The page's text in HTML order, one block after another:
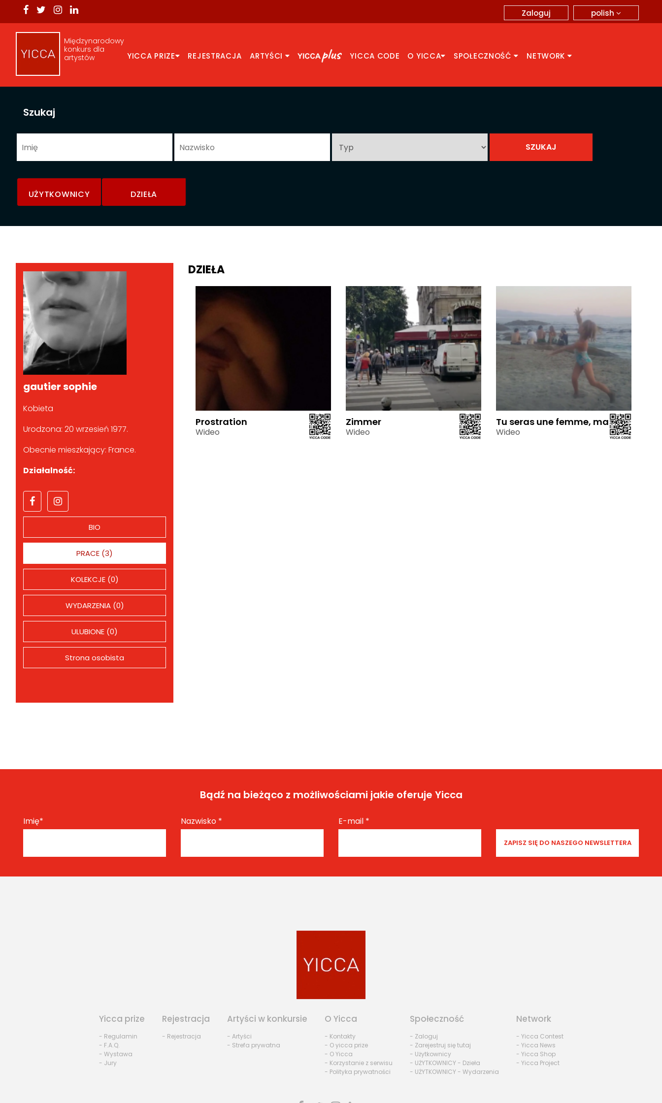
polish
Zaloguj
Międzynarodowy
konkurs dla
artystów
YICCA PRIZE REJESTRACJA ARTYŚCI YICCA CODE O YICCA SPOŁECZNOŚĆ NETWORK
Szukaj
UŻYTKOWNICY DZIEŁA
gautier sophie
Kobieta
Urodzona: 20 wrzesień 1977.
Obecnie mieszkający: France.
Działalność:
BIO
PRACE (3)
KOLEKCJE (0)
WYDARZENIA (0)
ULUBIONE (0)
Strona osobista
DZIEŁA
Prostration
Wideo
Zimmer
Wideo
Tu seras une femme, ma fille
Wideo
Bądź na bieżąco z możliwościami jakie oferuje Yicca
Imię* Nazwisko * E-mail *
Yicca prize
- Regulamin
- F.A.Q.
- Wystawa
- Jury
Rejestracja
- Rejestracja
Artyści w konkursie
- Artyści
- Strefa prywatna
O Yicca
- Kontakty
- O yicca prize
- O Yicca
- Korzystanie z serwisu
- Polityka prywatności
Społeczność
- Zaloguj
- Zarejestruj się tutaj
- Użytkownicy
- UŻYTKOWNICY - Dzieła
- UŻYTKOWNICY - Wydarzenia
Network
- Yicca Contest
- Yicca News
- Yicca Shop
- Yicca Project